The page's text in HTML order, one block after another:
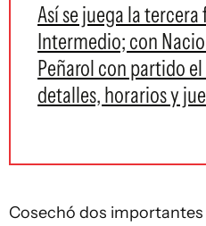
Así se juega la
Intermedio; con
Peñarol con partido
detalles, horarios y
Cosechó dos